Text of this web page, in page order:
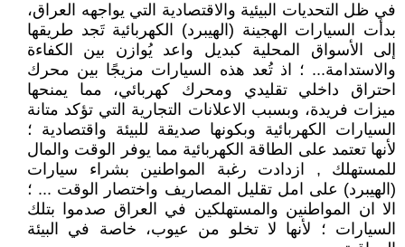
في ظل التحديات البيئية والاقتصادية التي يواجهه العراق،
بدأت السيارات الهجينة (الهيبرد) الكهربائية تَجد طريقها
إلى الأسواق المحلية كبديل واعد يُوازن بين الكفاءة
والاستدامة... ؛ اذ تُعد هذه السيارات مزيجًا بين محرك
احتراق داخلي تقليدي ومحرك كهربائي، مما يمنحها
ميزات فريدة، وبسبب الاعلانات التجارية التي تؤكد متانة
السيارات الكهربائية وبكونها صديقة للبيئة واقتصادية ؛
لأنها تعتمد على الطاقة الكهربائية مما يوفر الوقت والمال
للمستهلك , ازدادت رغبة المواطنين بشراء سيارات
(الهيبرد) على امل تقليل المصاريف واختصار الوقت ... ؛
الا ان المواطنين والمستهلكين في العراق صدموا بتلك
السيارات ؛ لأنها لا تخلو من عيوب، خاصة في البيئة